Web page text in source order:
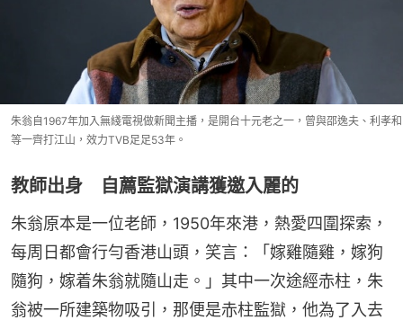
朱翁自1967年加入無綫電視做新聞主播，是開台十元老之一，曾與邵逸夫、利孝和
等一齊打江山，效力TVB足足53年。
教師出身 自薦監獄演講獲邀入麗的
朱翁原本是一位老師，1950年來港，熱愛四圍探索，
每周日都會行勻香港山頭，笑言：「嫁雞隨雞，嫁狗
隨狗，嫁着朱翁就隨山走。」其中一次途經赤柱，朱
翁被一所建築物吸引，那便是赤柱監獄，他為了入去